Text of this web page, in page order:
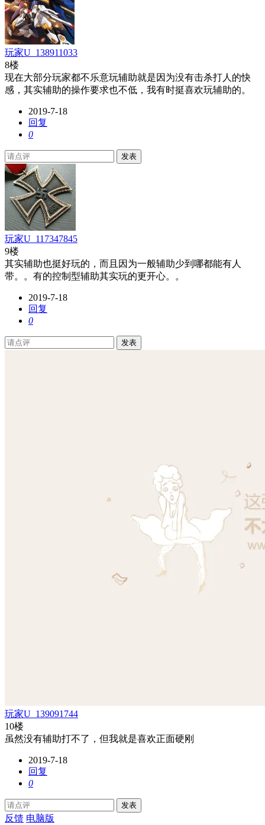
玩家U_138911033
8楼
现在大部分玩家都不乐意玩辅助就是因为没有击杀打人的快
感，其实辅助的操作要求也不低，我有时挺喜欢玩辅助的。
2019-7-18
回复
0
发表
玩家U_117347845
9楼
其实辅助也挺好玩的，而且因为一般辅助少到哪都能有人
带。。有的控制型辅助其实玩的更开心。。
2019-7-18
回复
0
发表
玩家U_139091744
10楼
虽然没有辅助打不了，但我就是喜欢正面硬刚
2019-7-18
回复
0
发表
反馈 电脑版